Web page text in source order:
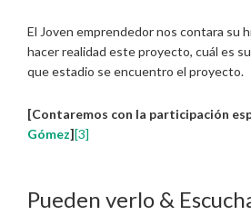
El Joven emprendedor nos contara su
hacer realidad este proyecto, cuál es
que estadio se encuentro el proyecto.
[Contaremos con la participación
Gómez][3]
Pueden verlo &